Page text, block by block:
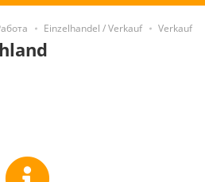
Einzelhandel / Verkauf Verkauf